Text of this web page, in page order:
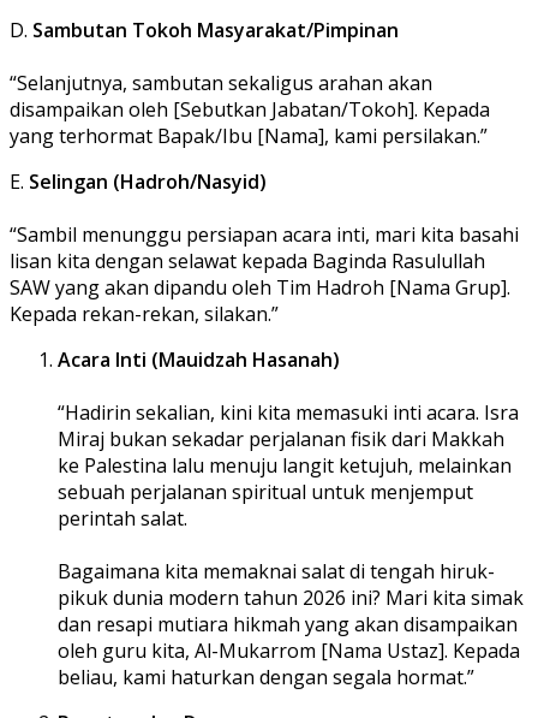
D. Sambutan Tokoh Masyarakat/Pimpinan
“Selanjutnya, sambutan sekaligus arahan akan
disampaikan oleh [Sebutkan Jabatan/Tokoh]. Kepada
yang terhormat Bapak/Ibu [Nama], kami persilakan.”
E. Selingan (Hadroh/Nasyid)
“Sambil menunggu persiapan acara inti, mari kita basahi
lisan kita dengan selawat kepada Baginda Rasulullah
SAW yang akan dipandu oleh Tim Hadroh [Nama Grup].
Kepada rekan-rekan, silakan.”
Acara Inti (Mauidzah Hasanah)
“Hadirin sekalian, kini kita memasuki inti acara. Isra
Miraj bukan sekadar perjalanan fisik dari Makkah
ke Palestina lalu menuju langit ketujuh, melainkan
sebuah perjalanan spiritual untuk menjemput
perintah salat.
Bagaimana kita memaknai salat di tengah hiruk-
pikuk dunia modern tahun 2026 ini? Mari kita simak
dan resapi mutiara hikmah yang akan disampaikan
oleh guru kita, Al-Mukarrom [Nama Ustaz]. Kepada
beliau, kami haturkan dengan segala hormat.”